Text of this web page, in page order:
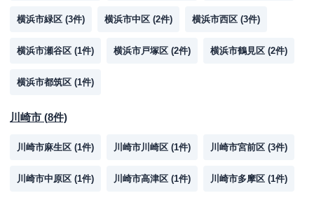
横浜市緑区 (3件) 横浜市中区 (2件) 横浜市西区 (3件)
横浜市瀬谷区 (1件) 横浜市戸塚区 (2件) 横浜市鶴見区 (2件)
横浜市都筑区 (1件)
川崎市 (8件)
川崎市麻生区 (1件) 川崎市川崎区 (1件) 川崎市宮前区 (3件)
川崎市中原区 (1件) 川崎市高津区 (1件) 川崎市多摩区 (1件)